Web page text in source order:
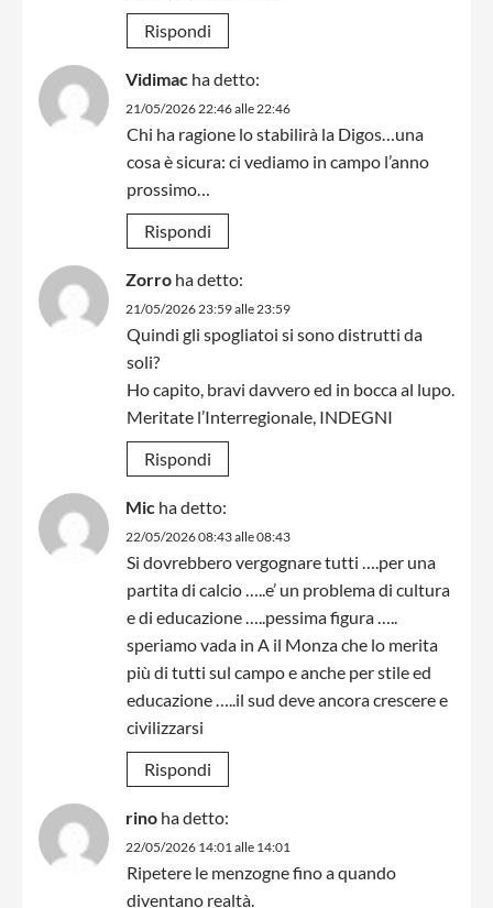
Rispondi
Vidimac ha detto:
21/05/2026 22:46 alle 22:46
Chi ha ragione lo stabilirà la Digos…una
cosa è sicura: ci vediamo in campo l’anno
prossimo…
Rispondi
Zorro ha detto:
21/05/2026 23:59 alle 23:59
Quindi gli spogliatoi si sono distrutti da
soli?
Ho capito, bravi davvero ed in bocca al lupo.
Meritate l’Interregionale, INDEGNI
Rispondi
Mic ha detto:
22/05/2026 08:43 alle 08:43
Si dovrebbero vergognare tutti ….per una
partita di calcio …..e’ un problema di cultura
e di educazione …..pessima figura …..
speriamo vada in A il Monza che lo merita
più di tutti sul campo e anche per stile ed
educazione …..il sud deve ancora crescere e
civilizzarsi
Rispondi
rino ha detto:
22/05/2026 14:01 alle 14:01
Ripetere le menzogne fino a quando
diventano realtà.